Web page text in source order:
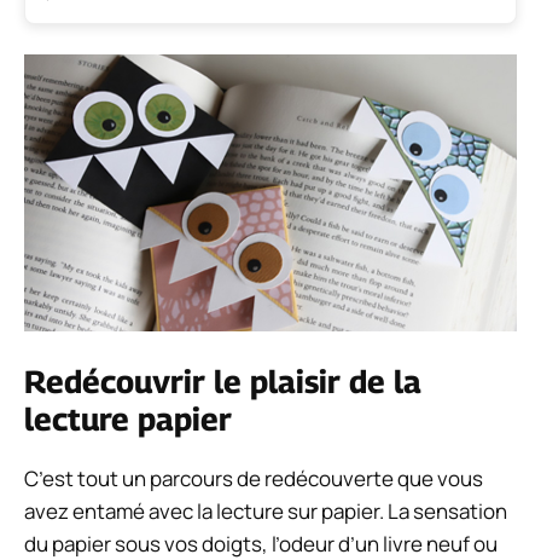
Redécouvrir le plaisir de la
lecture papier
C’est tout un parcours de redécouverte que vous
avez entamé avec la lecture sur papier. La sensation
du papier sous vos doigts, l’odeur d’un livre neuf ou